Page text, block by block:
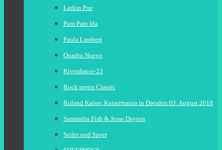
Larkin Poe
Pam Pam Ida
Paula Lambert
Quadro Nuevo
Riverdance-23
Rock meets Classic
Roland Kaiser, Kaisermania in Dresden 03. August 2018
Samantha Fish & Jesse Dayton
Seiler und Speer